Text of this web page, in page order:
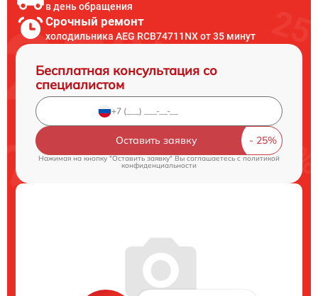
в день обращения
Срочный ремонт
холодильника AEG RCB74711NX от 35 минут
Бесплатная консультация со
специалистом
Оставить заявку
Нажимая на кнопку "Оставить заявку" Вы соглашаетесь cполитикой
конфиденциальности